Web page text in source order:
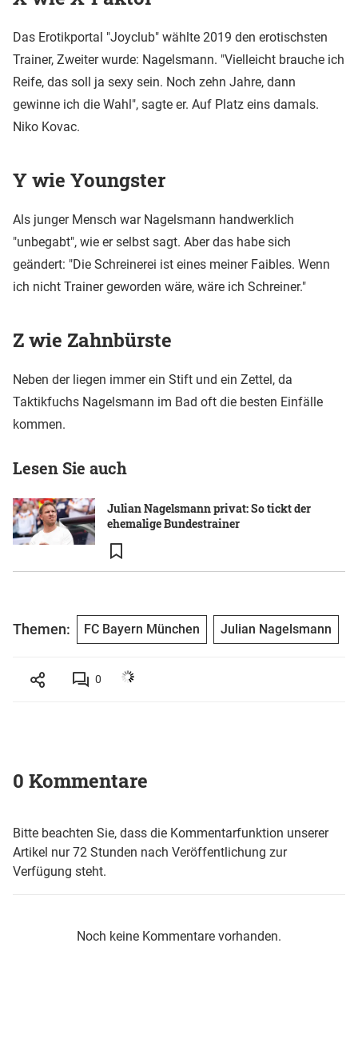
Das Erotikportal "Joyclub" wählte 2019 den erotischsten
Trainer, Zweiter wurde: Nagelsmann. "Vielleicht brauche ich
Reife, das soll ja sexy sein. Noch zehn Jahre, dann
gewinne ich die Wahl", sagte er. Auf Platz eins damals.
Niko Kovac.
Y wie Youngster
Als junger Mensch war Nagelsmann handwerklich
"unbegabt", wie er selbst sagt. Aber das habe sich
geändert: "Die Schreinerei ist eines meiner Faibles. Wenn
ich nicht Trainer geworden wäre, wäre ich Schreiner."
Z wie Zahnbürste
Neben der liegen immer ein Stift und ein Zettel, da
Taktikfuchs Nagelsmann im Bad oft die besten Einfälle
kommen.
Lesen Sie auch
Julian Nagelsmann privat: So tickt der
ehemalige Bundestrainer
Themen: FC Bayern München Julian Nagelsmann
0
0 Kommentare
Bitte beachten Sie, dass die Kommentarfunktion unserer
Artikel nur 72 Stunden nach Veröffentlichung zur
Verfügung steht.
Noch keine Kommentare vorhanden.